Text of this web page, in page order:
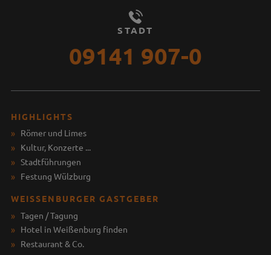
STADT
09141 907-0
HIGHLIGHTS
Römer und Limes
Kultur, Konzerte ...
Stadtführungen
Festung Wülzburg
WEISSENBURGER GASTGEBER
Tagen / Tagung
Hotel in Weißenburg finden
Restaurant & Co.